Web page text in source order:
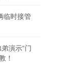
临时接管
演示“门
！